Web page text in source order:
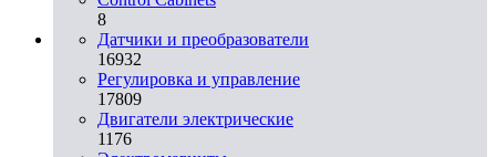
8
Датчики и преобразователи
16932
Регулировка и управление
17809
Двигатели электрические
1176